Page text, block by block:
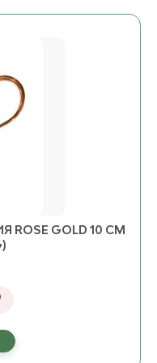
GOLD 10 СМ